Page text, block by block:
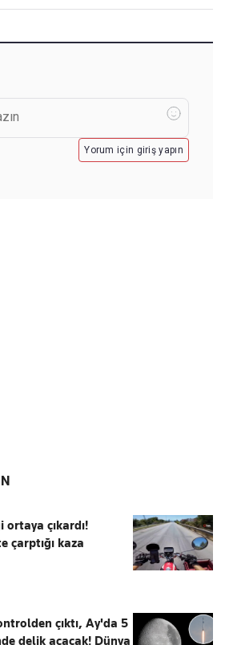
Yorum için giriş yapın
ortaya çıkardı!
çarptığı kaza
çıktı, Ay'da 5
delik açacak! Dünya